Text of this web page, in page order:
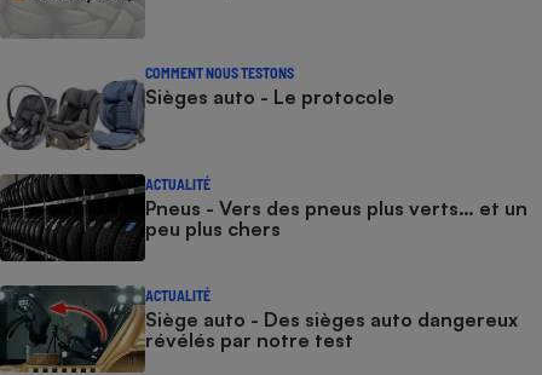
COMMENT NOUS TESTONS
Sièges auto - Le protocole
ACTUALITÉ
Pneus - Vers des pneus plus verts… et un
peu plus chers
ACTUALITÉ
Siège auto - Des sièges auto dangereux
révélés par notre test